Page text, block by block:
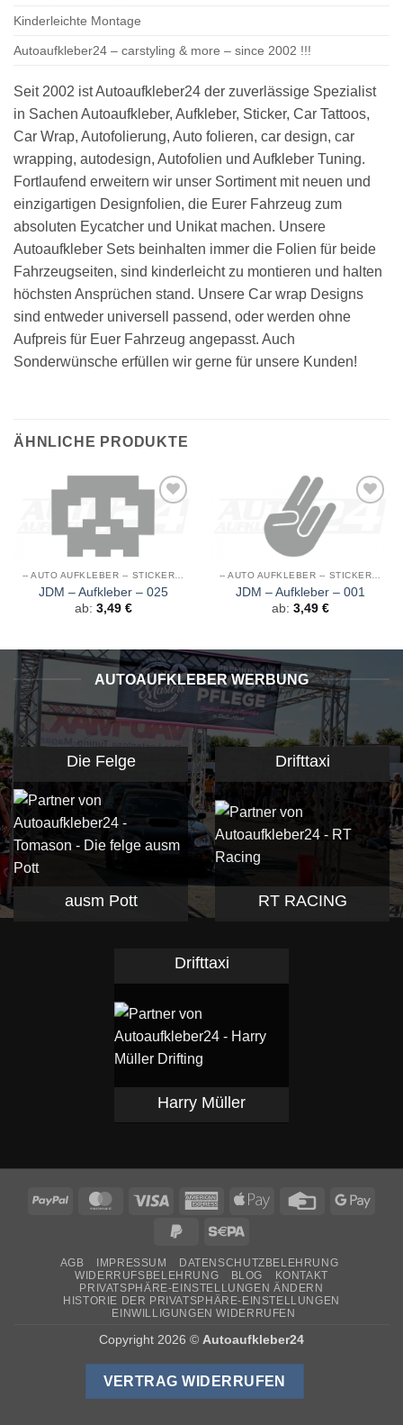
Kinderleichte Montage
Autoaufkleber24 – carstyling & more – since 2002 !!!
Seit 2002 ist Autoaufkleber24 der zuverlässige Spezialist
in Sachen Autoaufkleber, Aufkleber, Sticker, Car Tattoos,
Car Wrap, Autofolierung, Auto folieren, car design, car
wrapping, autodesign, Autofolien und Aufkleber Tuning.
Fortlaufend erweitern wir unser Sortiment mit neuen und
einzigartigen Designfolien, die Eurer Fahrzeug zum
absoluten Eycatcher und Unikat machen. Unsere
Autoaufkleber Sets beinhalten immer die Folien für beide
Fahrzeugseiten, sind kinderleicht zu montieren und halten
höchsten Ansprüchen stand. Unsere Car wrap Designs
sind entweder universell passend, oder werden ohne
Aufpreis für Euer Fahrzeug angepasst. Auch
Sonderwünsche erfüllen wir gerne für unsere Kunden!
ÄHNLICHE PRODUKTE
Wunschliste
-- AUTO AUFKLEBER -- STICKER JDM
JDM – Aufkleber – 025
ab: 3,49 €
Wunschliste
-- AUTO AUFKLEBER -- STICKER JDM
JDM – Aufkleber – 001
ab: 3,49 €
AUTOAUFKLEBER WERBUNG
Die Felge
ausm Pott
Drifttaxi
RT RACING
Drifttaxi
Harry Müller
PayPal MasterCardVisa
AmericanApple
Credit
PayPal
AGB IMPRESSUM
DATENSCHUTZBELEHRUNG
WIDERRUFSBELEHRUNG
BLOG
KONTAKT
PRIVATSPHÄRE-EINSTELLUNGEN ÄNDERN
HISTORIE DER PRIVATSPHÄRE-EINSTELLUNGEN
EINWILLIGUNGEN WIDERRUFEN
Copyright 2026 © Autoaufkleber24
VERTRAG WIDERRUFEN